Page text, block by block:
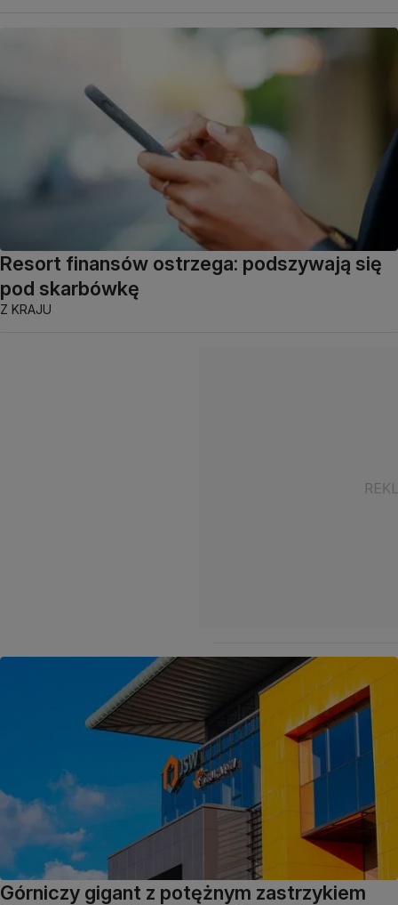
Resort finansów ostrzega: podszywają się
pod skarbówkę
Z KRAJU
Górniczy gigant z potężnym zastrzykiem